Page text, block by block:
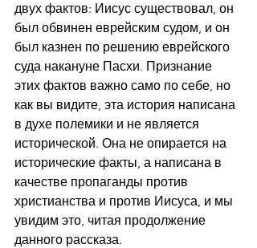
двух фактов: Иисус существовал, он
был обвинен еврейским судом, и он
был казнен по решению еврейского
суда накануне Пасхи. Признание
этих фактов важно само по себе, но
как вы видите, эта история написана
в духе полемики и не является
исторической. Она не опирается на
исторические факты, а написана в
качестве пропаганды против
христианства и против Иисуса, и мы
увидим это, читая продолжение
данного рассказа.